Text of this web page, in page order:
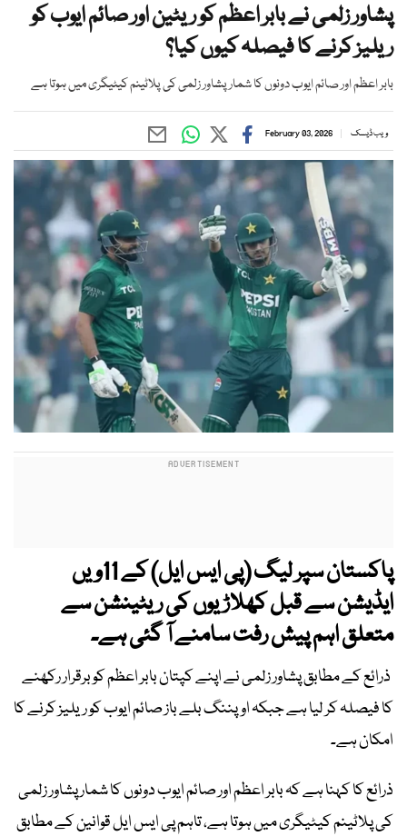
پشاور زلمی نے بابر اعظم کو ریٹین اور صائم ایوب کو
ریلیز کرنے کا فیصلہ کیوں کیا؟
بابر اعظم اور صائم ایوب دونوں کا شمار پشاور زلمی کی پلاٹینم کیٹیگری میں ہوتا ہے
ویب ڈیسک February 03, 2026
پاکستان سپر لیگ (پی ایس ایل) کے 11ویں
ایڈیشن سے قبل کھلاڑیوں کی ریٹینشن سے
متعلق اہم پیش رفت سامنے آ گئی ہے۔
ذرائع کے مطابق پشاور زلمی نے اپنے کپتان بابر اعظم کو برقرار رکھنے
کا فیصلہ کر لیا ہے جبکہ اوپننگ بلے باز صائم ایوب کو ریلیز کرنے کا
امکان ہے۔
ذرائع کا کہنا ہے کہ بابر اعظم اور صائم ایوب دونوں کا شمار پشاور زلمی
کی پلاٹینم کیٹیگری میں ہوتا ہے، تاہم پی ایس ایل قوانین کے مطابق